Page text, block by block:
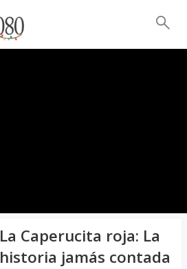
La Caperucita roja: La
historia jamás contada